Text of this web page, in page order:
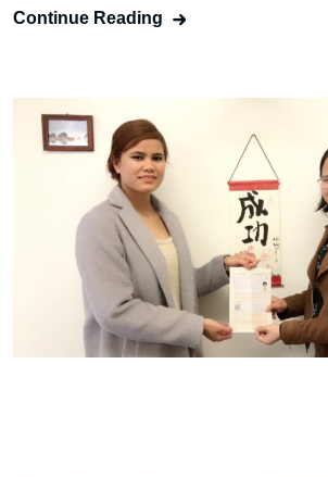
Continue Reading